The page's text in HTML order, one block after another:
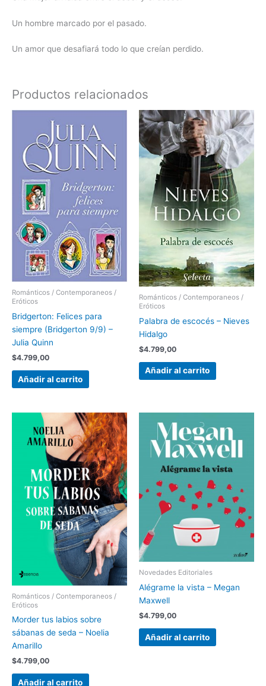
Un hombre marcado por el pasado.
Un amor que desafiará todo lo que creían perdido.
Productos relacionados
Románticos / Contemporaneos /
Eróticos
Bridgerton: Felices para
siempre (Bridgerton 9/9) –
Julia Quinn
$4.799,00
Añadir al carrito
Románticos / Contemporaneos /
Eróticos
Palabra de escocés – Nieves
Hidalgo
$4.799,00
Añadir al carrito
Románticos / Contemporaneos /
Eróticos
Morder tus labios sobre
sábanas de seda – Noelia
Amarillo
$4.799,00
Añadir al carrito
Novedades Editoriales
Alégrame la vista – Megan
Maxwell
$4.799,00
Añadir al carrito